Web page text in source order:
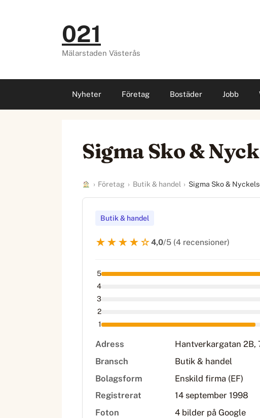
021
Mälarstaden Västerås
Nyheter Företag Bostäder Jobb
Sigma Sko &
› Företag › Butik & handel › Sigma Sko &
Butik & handel
★★★★☆4,0/5 (4 recensioner)
5
4
3
2
1
Adress
Hantverkargatan 2B,
Bransch
Butik & handel
Bolagsform
Enskild firma (EF)
Registrerat
14 september 1998
Foton
4 bilder på Google